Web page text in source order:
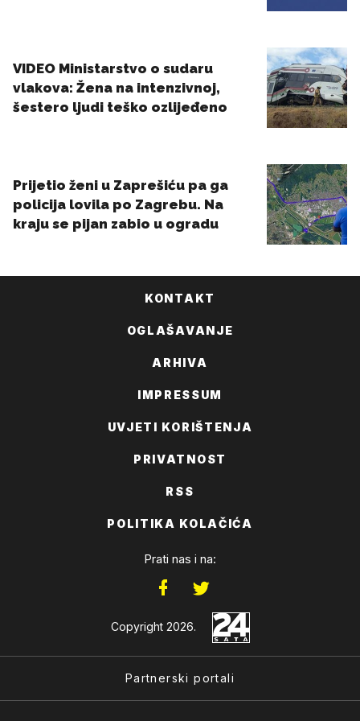
KONTAKT
OGLAŠAVANJE
ARHIVA
IMPRESSUM
UVJETI KORIŠTENJA
PRIVATNOST
RSS
POLITIKA KOLAČIĆA
Prati nas i na:
Copyright 2026.
Partnerski portali